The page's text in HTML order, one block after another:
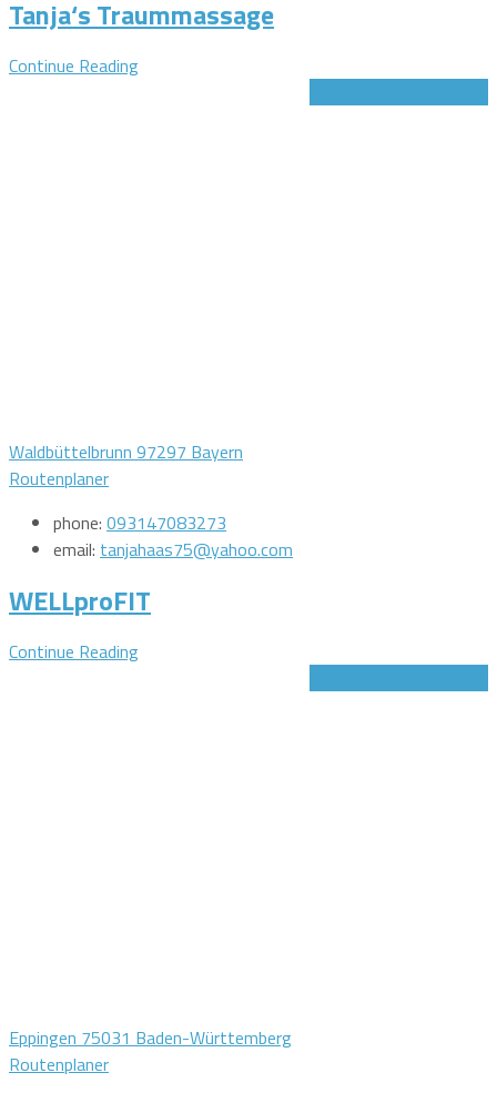
Tanja‘s Traummassage
Continue Reading
Waldbüttelbrunn 97297 Bayern
Routenplaner
phone: 093147083273
email: tanjahaas75@yahoo.com
WELLproFIT
Continue Reading
Eppingen 75031 Baden-Württemberg
Routenplaner